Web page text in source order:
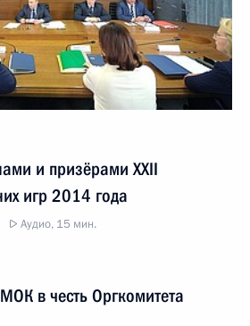
и призёрами XXII
игр 2014 года
Аудио, 15 мин.
в честь Оргкомитета